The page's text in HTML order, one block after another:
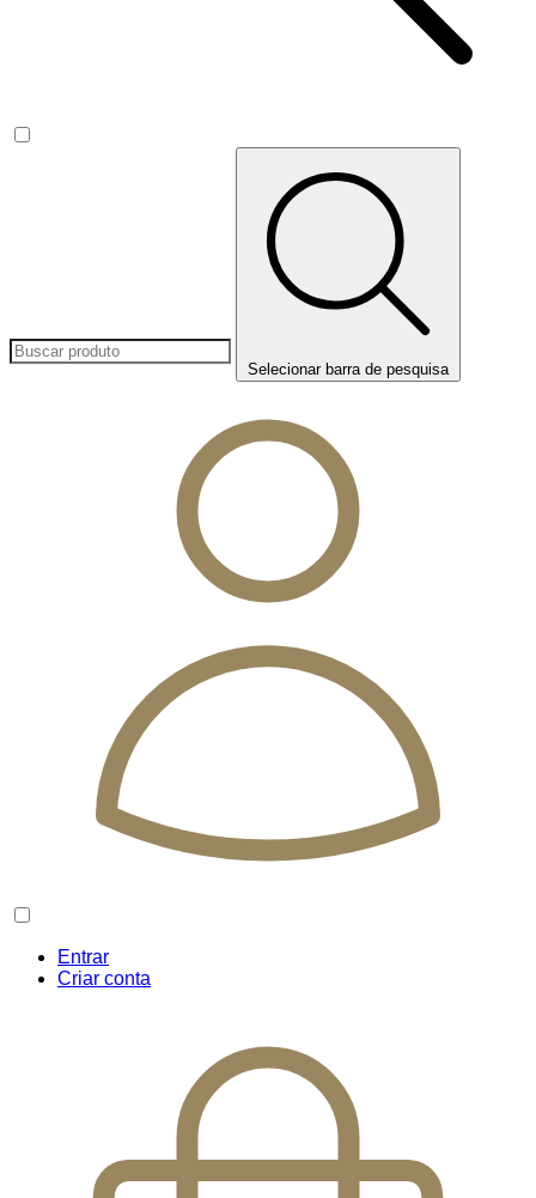
Selecionar barra de pesquisa
Entrar
Criar conta